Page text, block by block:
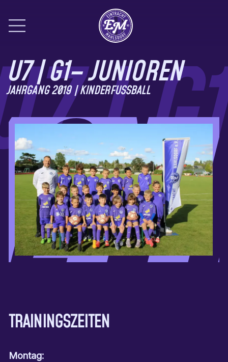
Hauptnavigation öffnen
U7 | G1– JUNIOREN
JAHRGANG 2019 | KINDERFUSSBALL
TRAININGSZEITEN
Montag: